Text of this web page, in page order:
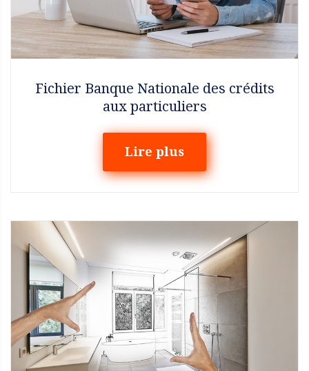
Fichier Banque Nationale des crédits
aux particuliers
Lire plus